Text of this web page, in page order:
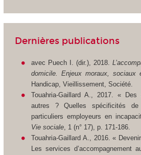
Dernières publications
avec Puech I. (dir.), 2018.
domicile. Enjeux moraux, sociaux
Handicap, Vieillissement, Société.
Touahria-Gaillard A., 2017. « Des
autres ? Quelles spécificités de
particuliers employeurs en
Vie sociale, 1 (n° 17), p. 171-186.
Touahria-Gaillard A., 2016. «
Les services d’accompagnement